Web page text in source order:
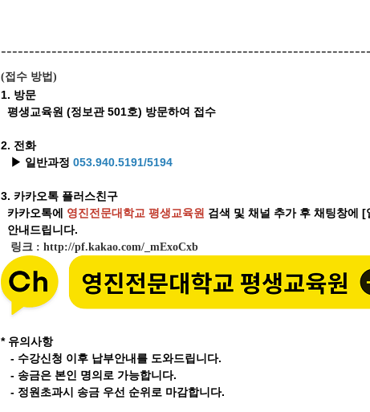
(접수 방법 )
1. 방문
평생교육원 (정보관 501호) 방문하여 접수
2. 전화
▶ 일반과정 053.940.5191/5194
3. 카카오톡 플러스친구
카카오톡에 영진전문대학교 평생교육원 검색 및 채널 추가 후 채팅창에
안내드립니다.
링크 : http://pf.kakao.com/_mExoCxb
* 유의사항
- 수강신청 이후 납부안내를 도와드립니다.
- 송금은 본인 명의로 가능합니다.
- 정원초과시 송금 우선 순위로 마감합니다.